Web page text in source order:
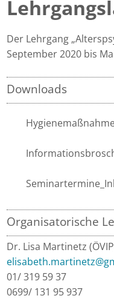
Der Lehrgang
September 2020 bis
Downloads
Organisatorische
Dr. Lisa Martinetz
elisabeth.martinetz@
01/ 319 59 37
0699/ 131 95 937